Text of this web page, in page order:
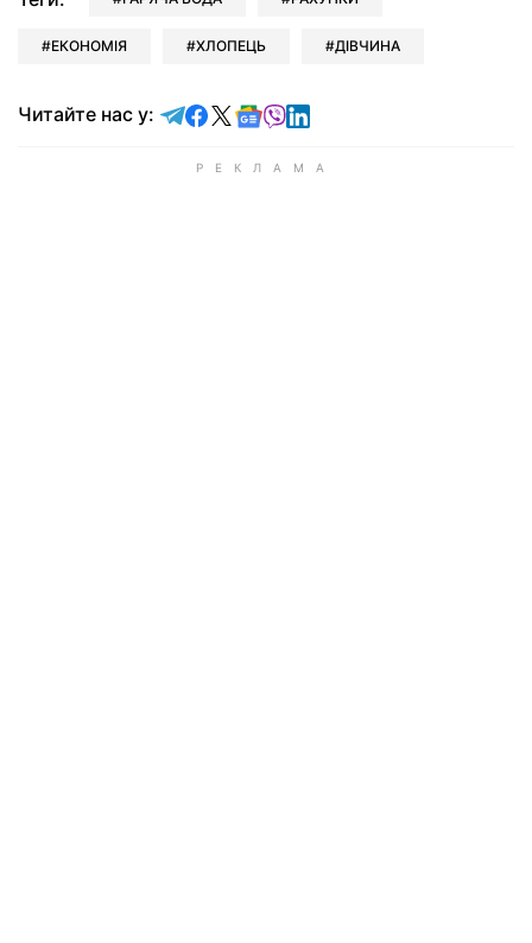
ЕКОНОМІЯ ХЛОПЕЦЬ ДІВЧИНА
Читайте нас у: Читайте у Telegram
Читайте у Facebook
Читайте у X
Читайте у Google news
Читайте у Viber
Читайте у LinkedIn